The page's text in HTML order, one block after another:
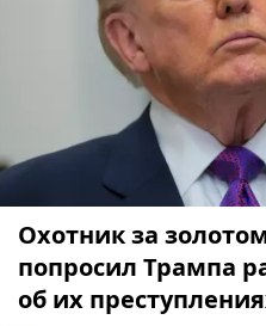
Охотник за
попросил Трампа
об их